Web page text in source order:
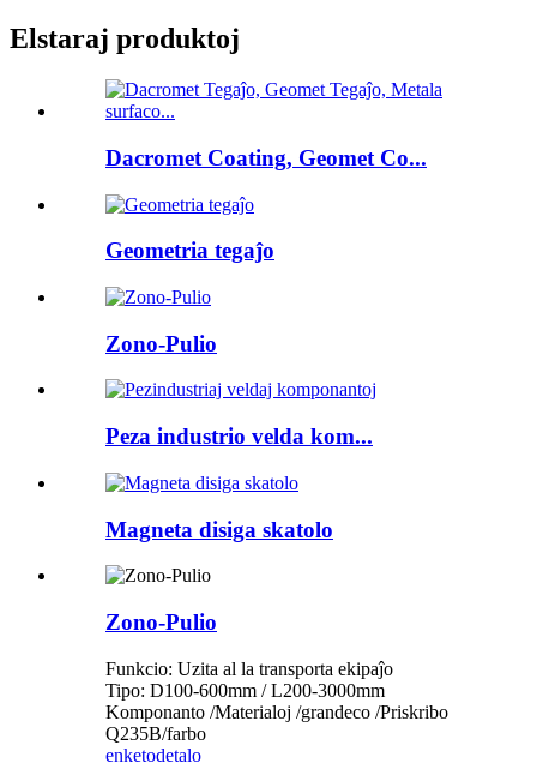
Elstaraj produktoj
Dacromet Coating, Geomet Co...
Geometria tegaĵo
Zono-Pulio
Peza industrio velda kom...
Magneta disiga skatolo
Zono-Pulio
Funkcio: Uzita al la transporta ekipaĵo
Tipo: D100-600mm / L200-3000mm
Komponanto /Materialoj /grandeco /Priskribo
Q235B/farbo
enketodetalo